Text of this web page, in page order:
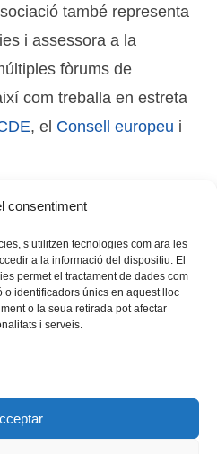
consentiment
s’utilitzen tecnologies com ara les
a la informació del dispositiu. El
permet el tractament de dades com
identificadors únics en aquest lloc
o la seua retirada pot afectar
i serveis.
també representa
i assessora a la
fòrums de
com treballa en estreta
, el Consell europeu i
Flickr
PROGRAMES